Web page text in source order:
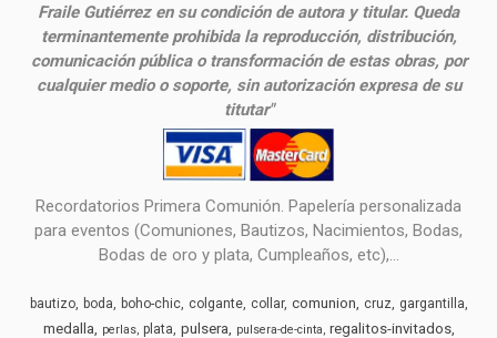
Fraile Gutiérrez en su condición de autora y titular. Queda
terminantemente prohibida la reproducción, distribución,
comunicación pública o transformación de estas obras, por
cualquier medio o soporte, sin autorización expresa de su
titutar"
Recordatorios Primera Comunión. Papelería personalizada
para eventos (Comuniones, Bautizos, Nacimientos, Bodas,
Bodas de oro y plata, Cumpleaños, etc),...
bautizo boda boho-chic colgante collar comunion cruz gargantilla
medalla perlas plata pulsera pulsera-de-cinta regalitos-invitados